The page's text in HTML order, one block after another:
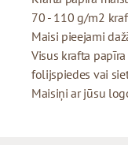
70 - 110 g/m2
Maisi pieejami
Visus krafta
folijspiedes vai
Maisiņi ar jūsu